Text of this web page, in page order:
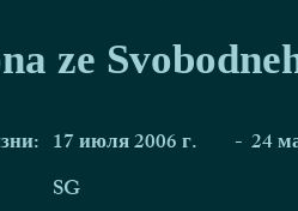
ze
17 июля 2006 г. - 24
SG